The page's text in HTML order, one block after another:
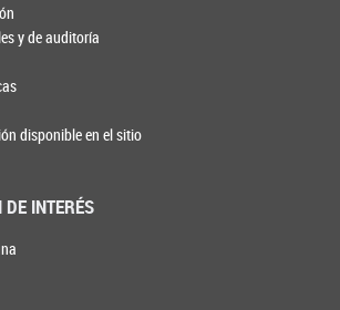
y de auditoría
disponible en el sitio
INTERÉS